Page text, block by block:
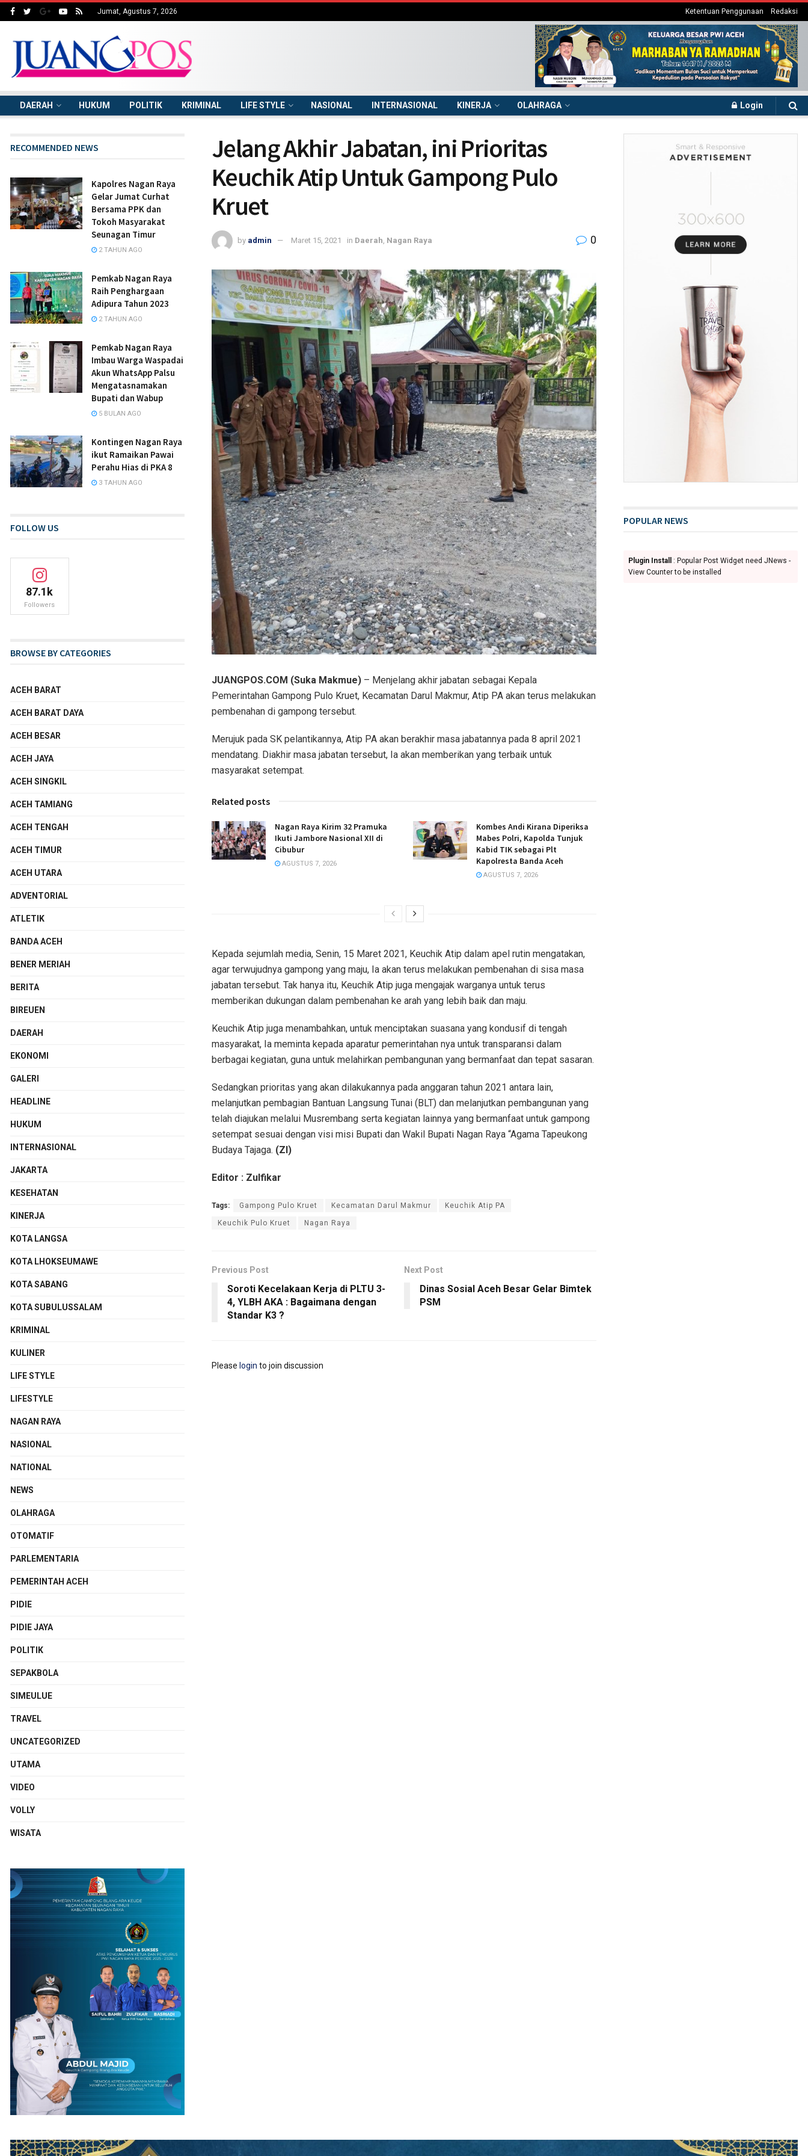
Jumat, Agustus 7, 2026 Ketentuan Penggunaan Redaksi
DAERAH HUKUM POLITIK KRIMINAL LIFE STYLE NASIONAL INTERNASIONAL KINERJA OLAHRAGA Login
Jelang Akhir Jabatan, ini Prioritas
Keuchik Atip Untuk Gampong Pulo
Kruet
by admin Maret 15, 2021 in Daerah Nagan Raya 0
JUANGPOS.COM (Suka Makmue) – Menjelang akhir jabatan sebagai Kepala
Pemerintahan Gampong Pulo Kruet, Kecamatan Darul Makmur, Atip PA akan terus melakukan
pembenahan di gampong tersebut.
Merujuk pada SK pelantikannya, Atip PA akan berakhir masa jabatannya pada 8 april 2021
mendatang. Diakhir masa jabatan tersebut, Ia akan memberikan yang terbaik untuk
masyarakat setempat.
Related posts
Nagan Raya Kirim 32 Pramuka
Ikuti Jambore Nasional XII di
Cibubur
AGUSTUS 7, 2026
Kombes Andi Kirana Diperiksa
Mabes Polri, Kapolda Tunjuk
Kabid TIK sebagai Plt
Kapolresta Banda Aceh
AGUSTUS 7, 2026
Kepada sejumlah media, Senin, 15 Maret 2021, Keuchik Atip dalam apel rutin mengatakan,
agar terwujudnya gampong yang maju, Ia akan terus melakukan pembenahan di sisa masa
jabatan tersebut. Tak hanya itu, Keuchik Atip juga mengajak warganya untuk terus
memberikan dukungan dalam pembenahan ke arah yang lebih baik dan maju.
Keuchik Atip juga menambahkan, untuk menciptakan suasana yang kondusif di tengah
masyarakat, Ia meminta kepada aparatur pemerintahan nya untuk transparansi dalam
berbagai kegiatan, guna untuk melahirkan pembangunan yang bermanfaat dan tepat sasaran.
Sedangkan prioritas yang akan dilakukannya pada anggaran tahun 2021 antara lain,
melanjutkan pembagian Bantuan Langsung Tunai (BLT) dan melanjutkan pembangunan yang
telah diajukan melalui Musrembang serta kegiatan lainnya yang bermanfaat untuk gampong
setempat sesuai dengan visi misi Bupati dan Wakil Bupati Nagan Raya “Agama Tapeukong
Budaya Tajaga. (ZI)
Editor : Zulfikar
Tags: Gampong Pulo Kruet Kecamatan Darul Makmur Keuchik Atip PA
Keuchik Pulo Kruet Nagan Raya
Previous Post
Soroti Kecelakaan Kerja di PLTU 3-
4, YLBH AKA : Bagaimana dengan
Standar K3 ?
Next Post
Dinas Sosial Aceh Besar Gelar Bimtek
PSM
Please login to join discussion
RECOMMENDED NEWS
Kapolres Nagan Raya
Gelar Jumat Curhat
Bersama PPK dan
Tokoh Masyarakat
Seunagan Timur
2 TAHUN AGO
Pemkab Nagan Raya
Raih Penghargaan
Adipura Tahun 2023
2 TAHUN AGO
Pemkab Nagan Raya
Imbau Warga Waspadai
Akun WhatsApp Palsu
Mengatasnamakan
Bupati dan Wabup
5 BULAN AGO
Kontingen Nagan Raya
ikut Ramaikan Pawai
Perahu Hias di PKA 8
3 TAHUN AGO
FOLLOW US
87.1k
Followers
BROWSE BY CATEGORIES
ACEH BARAT
ACEH BARAT DAYA
ACEH BESAR
ACEH JAYA
ACEH SINGKIL
ACEH TAMIANG
ACEH TENGAH
ACEH TIMUR
ACEH UTARA
ADVENTORIAL
ATLETIK
BANDA ACEH
BENER MERIAH
BERITA
BIREUEN
DAERAH
EKONOMI
GALERI
HEADLINE
HUKUM
INTERNASIONAL
JAKARTA
KESEHATAN
KINERJA
KOTA LANGSA
KOTA LHOKSEUMAWE
KOTA SABANG
KOTA SUBULUSSALAM
KRIMINAL
KULINER
LIFE STYLE
LIFESTYLE
NAGAN RAYA
NASIONAL
NATIONAL
NEWS
OLAHRAGA
OTOMATIF
PARLEMENTARIA
PEMERINTAH ACEH
PIDIE
PIDIE JAYA
POLITIK
SEPAKBOLA
SIMEULUE
TRAVEL
UNCATEGORIZED
UTAMA
VIDEO
VOLLY
WISATA
POPULAR NEWS
Plugin Install
: Popular Post Widget need JNews -
View Counter to be installed